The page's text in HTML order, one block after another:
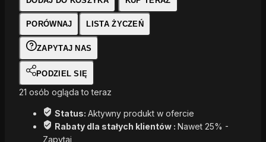
PORÓWNAJ LISTA ŻYCZEŃ
ZAPYTAJ NAS
PODZIEL SIĘ
21 osób ogląda to teraz
Status: Aktywny produkt w ofercie
Rabaty dla stałych klientów : Nawet 25% -
Zapytaj